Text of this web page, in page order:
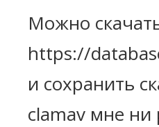
Можно
https://
и сохранить
clamav мне ни